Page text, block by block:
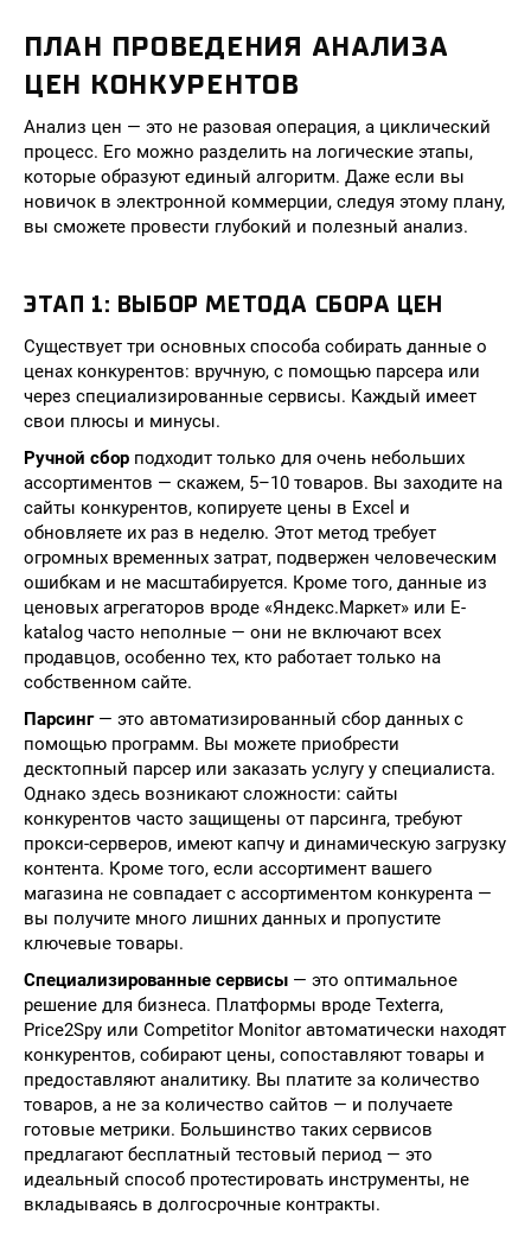
ПЛАН ПРОВЕДЕНИЯ АНАЛИЗА
ЦЕН КОНКУРЕНТОВ
Анализ цен — это не разовая операция, а циклический
процесс. Его можно разделить на логические этапы,
которые образуют единый алгоритм. Даже если вы
новичок в электронной коммерции, следуя этому плану,
вы сможете провести глубокий и полезный анализ.
ЭТАП 1: ВЫБОР МЕТОДА СБОРА ЦЕН
Существует три основных способа собирать данные о
ценах конкурентов: вручную, с помощью парсера или
через специализированные сервисы. Каждый имеет
свои плюсы и минусы.
Ручной сбор подходит только для очень небольших
ассортиментов — скажем, 5–10 товаров. Вы заходите на
сайты конкурентов, копируете цены в Excel и
обновляете их раз в неделю. Этот метод требует
огромных временных затрат, подвержен человеческим
ошибкам и не масштабируется. Кроме того, данные из
ценовых агрегаторов вроде «Яндекс.Маркет» или E-
katalog часто неполные — они не включают всех
продавцов, особенно тех, кто работает только на
собственном сайте.
Парсинг— это автоматизированный сбор данных с
помощью программ. Вы можете приобрести
десктопный парсер или заказать услугу у специалиста.
Однако здесь возникают сложности: сайты
конкурентов часто защищены от парсинга, требуют
прокси-серверов, имеют капчу и динамическую загрузку
контента. Кроме того, если ассортимент вашего
магазина не совпадает с ассортиментом конкурента —
вы получите много лишних данных и пропустите
ключевые товары.
Специализированные сервисы — это оптимальное
решение для бизнеса. Платформы вроде Texterra,
Price2Spy или Competitor Monitor автоматически находят
конкурентов, собирают цены, сопоставляют товары и
предоставляют аналитику. Вы платите за количество
товаров, а не за количество сайтов — и получаете
готовые метрики. Большинство таких сервисов
предлагают бесплатный тестовый период — это
идеальный способ протестировать инструменты, не
вкладываясь в долгосрочные контракты.